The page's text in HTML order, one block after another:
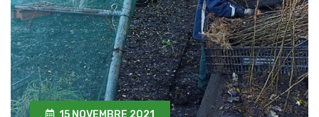
15 NOVEMBRE 2021